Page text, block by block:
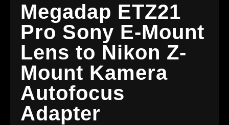
Megadap ETZ21
Pro Sony E-Mount
Lens to Nikon Z-
Mount Kamera
Autofocus
Adapter